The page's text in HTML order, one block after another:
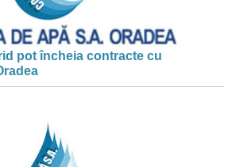
pot încheia contracte cu